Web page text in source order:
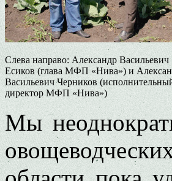
Слева направо: Александр Васильевич
Есиков (глава МФП «Нива») и
Васильевич Черников
директор МФП «Нива»)
Мы